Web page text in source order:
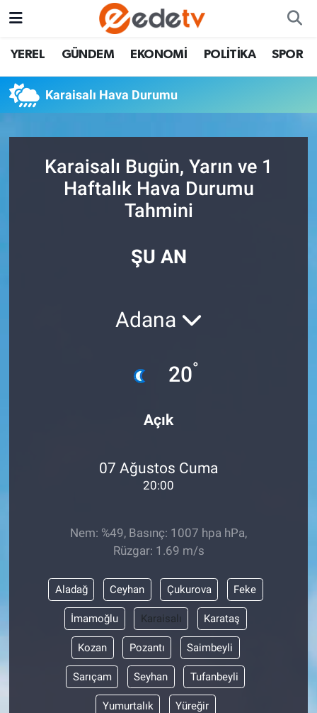
YEREL GÜNDEM EKONOMİ POLİTİKA SPOR
Karaisalı Hava Durumu
Karaisalı Bugün, Yarın ve 1
Haftalık Hava Durumu
Tahmini
ŞU AN
Adana
20°
Açık
07 Ağustos Cuma
20:00
Nem: %49, Basınç: 1007 hpa hPa,
Rüzgar: 1.69 m/s
Aladağ Ceyhan Çukurova Feke
İmamoğlu Karaisalı Karataş
Kozan Pozantı Saimbeyli
Sarıçam Seyhan Tufanbeyli
Yumurtalık Yüreğir